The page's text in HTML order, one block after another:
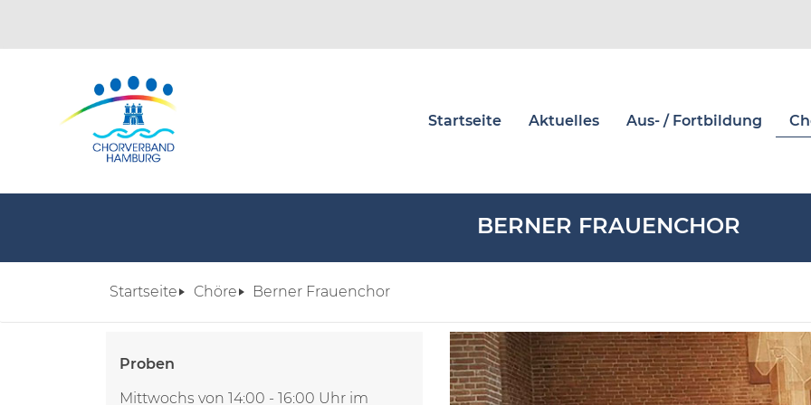
Startseite Aktuelles Aus- / Fortbildung
BERNER FRAUENCHOR
Startseite Chöre Berner Frauenchor
Proben
Mittwochs von 14:00 - 16:00 Uhr im